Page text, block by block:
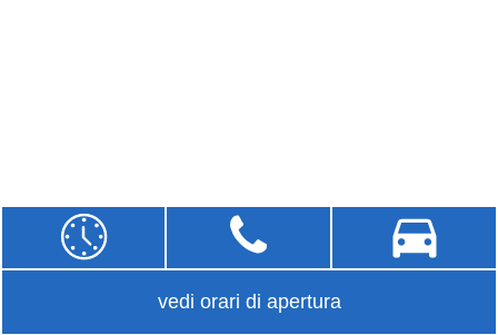
vedi orari di apertura